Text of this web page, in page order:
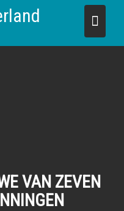
VAN ZEVEN